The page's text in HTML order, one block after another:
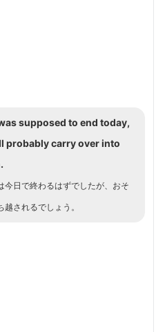
supposed to end today,
probably carry over into
今日で終わるはずでしたが、おそ
越されるでしょう。